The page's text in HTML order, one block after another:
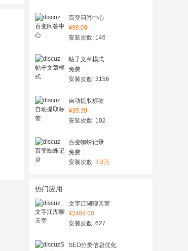
百变问答中心
¥99.00
安装次数: 146
帖子文章模式
免费
安装次数: 3156
自动提取标签
¥39.99
安装次数: 102
百变蜘蛛记录
免费
安装次数: 3.8万
热门应用
文字江湖聊天室
¥2488.00
安装次数: 627
SEO分类信息优化